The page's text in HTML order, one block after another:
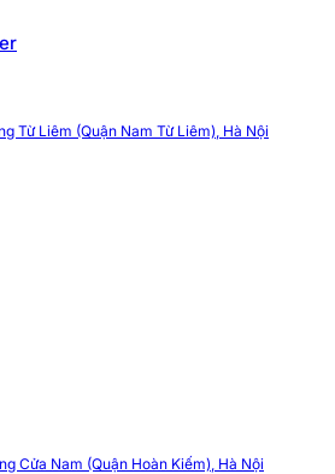
Từ Liêm (Quận Nam Từ Liêm), Hà Nội
Cửa Nam (Quận Hoàn Kiếm), Hà Nội